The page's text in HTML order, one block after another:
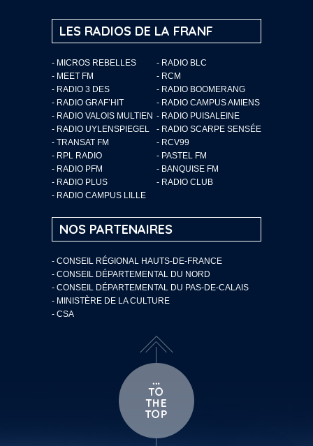
LES RADIOS DE LA FRANF
- MICROS REBELLES
- RADIO BLC
- MEET FM
- RCM
- RADIO 3 DES
- RADIO BOOMERANG
- RADIO GRAF’HIT
- RADIO CAMPUS AMIENS
- RADIO VALOIS MULTIEN - RADIO PUISALEINE
- RADIO UYLENSPIEGEL
- RADIO SCARPE SENSÉE
- TRANSAT FM
- RCV99
- RPL RADIO
- PASTEL FM
- RADIO PFM
- BANQUISE FM
- RADIO PLUS
- RADIO CLUB
- RADIO CAMPUS LILLE
NOS PARTENAIRES
- CONSEIL RÉGIONAL HAUTS-DE-FRANCE
- CONSEIL DÉPARTEMENTAL DU NORD
- CONSEIL DÉPARTEMENTAL DU PAS-DE-CALAIS
- MINISTÈRE DE LA CULTURE
- CSA